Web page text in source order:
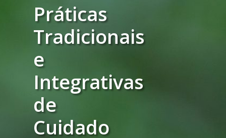
Práticas
Tradicionais
e
Integrativas
de
Cuidado